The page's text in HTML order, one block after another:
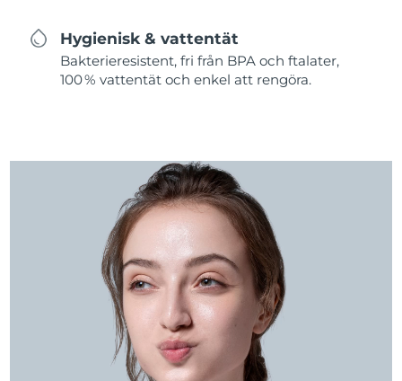
Hygienisk & vattentät
Bakterieresistent, fri från BPA och ftalater,
100 % vattentät och enkel att rengöra.